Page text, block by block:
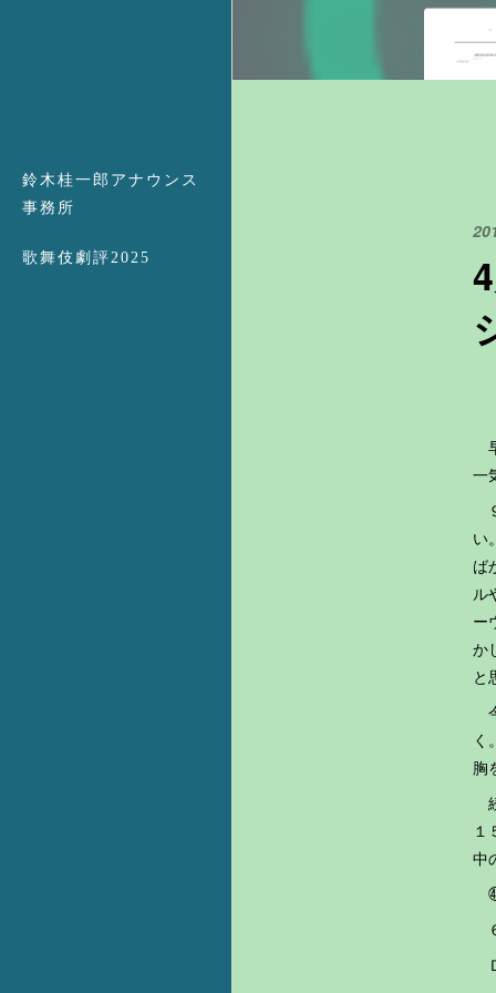
鈴木桂一郎アナウンス
事務所
歌舞伎劇評2025
一
い
ば
ル
ー
か
と
く
胸
１
中